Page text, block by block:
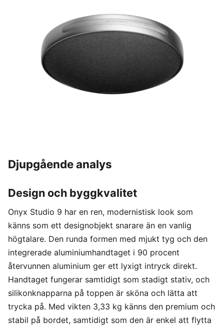
Djupgående analys
Design och byggkvalitet
Onyx Studio 9 har en ren, modernistisk look som
känns som ett designobjekt snarare än en vanlig
högtalare. Den runda formen med mjukt tyg och den
integrerade aluminiumhandtaget i 90 procent
återvunnen aluminium ger ett lyxigt intryck direkt.
Handtaget fungerar samtidigt som stadigt stativ, och
silikonknapparna på toppen är sköna och lätta att
trycka på. Med vikten 3,33 kg känns den premium och
stabil på bordet, samtidigt som den är enkel att flytta